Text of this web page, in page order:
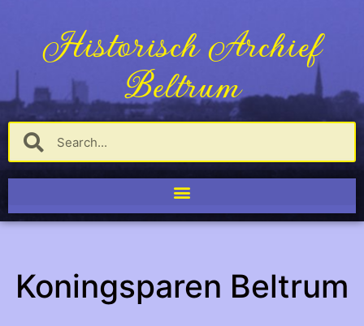
Historisch Archief
Beltrum
Koningsparen Beltrum